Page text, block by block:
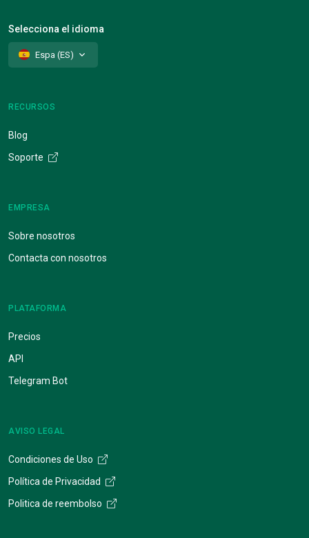
Selecciona el idioma
Espa (ES)
RECURSOS
Blog
Soporte
EMPRESA
Sobre nosotros
Contacta con nosotros
PLATAFORMA
Precios
API
Telegram Bot
AVISO LEGAL
Condiciones de Uso
Política de Privacidad
Politica de reembolso